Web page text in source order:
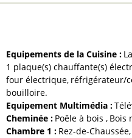
Equipements de la Cuisine :
1 plaque(s) chauffante(s)
four électrique réfrigérateur/
bouilloire
Equipement Multimédia :
Cheminée : Poêle à bois
Bois
Chambre 1 : Rez-de-Chaussée